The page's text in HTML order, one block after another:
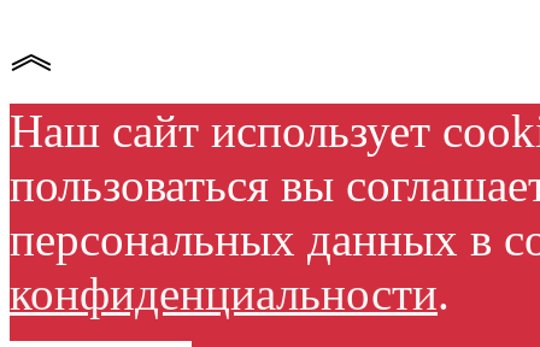
︽
Наш сайт использует
пользоваться вы
персональных данных в
конфиденциальности.